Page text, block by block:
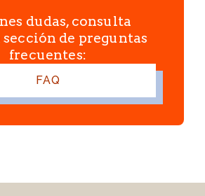
dudas, consulta
de preguntas
frecuentes:
FAQ